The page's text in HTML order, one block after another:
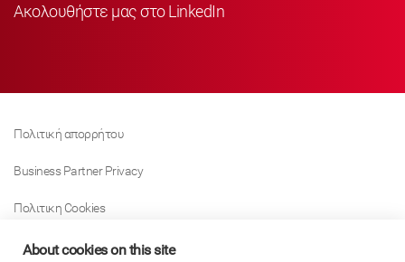
Ακολουθήστε μας στο LinkedIn
Πολιτική απορρήτου
Business Partner Privacy
Πολιτικη Cookies
Modern Slavery Act Policy
About cookies on this site